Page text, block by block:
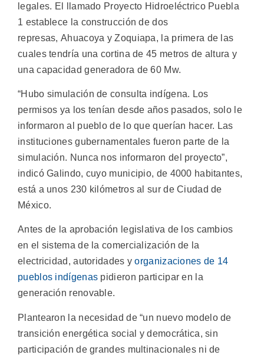
legales. El llamado Proyecto Hidroeléctrico Puebla
1 establece la construcción de dos
represas, Ahuacoya y Zoquiapa, la primera de las
cuales tendría una cortina de 45 metros de altura y
una capacidad generadora de 60 Mw.
“Hubo simulación de consulta indígena. Los
permisos ya los tenían desde años pasados, solo le
informaron al pueblo de lo que querían hacer. Las
instituciones gubernamentales fueron parte de la
simulación. Nunca nos informaron del proyecto”,
indicó Galindo, cuyo municipio, de 4000 habitantes,
está a unos 230 kilómetros al sur de Ciudad de
México.
Antes de la aprobación legislativa de los cambios
en el sistema de la comercialización de la
electricidad, autoridades yorganizaciones de 14
pueblos indígenas pidieron participar en la
generación renovable.
Plantearon la necesidad de “un nuevo modelo de
transición energética social y democrática, sin
participación de grandes multinacionales ni de